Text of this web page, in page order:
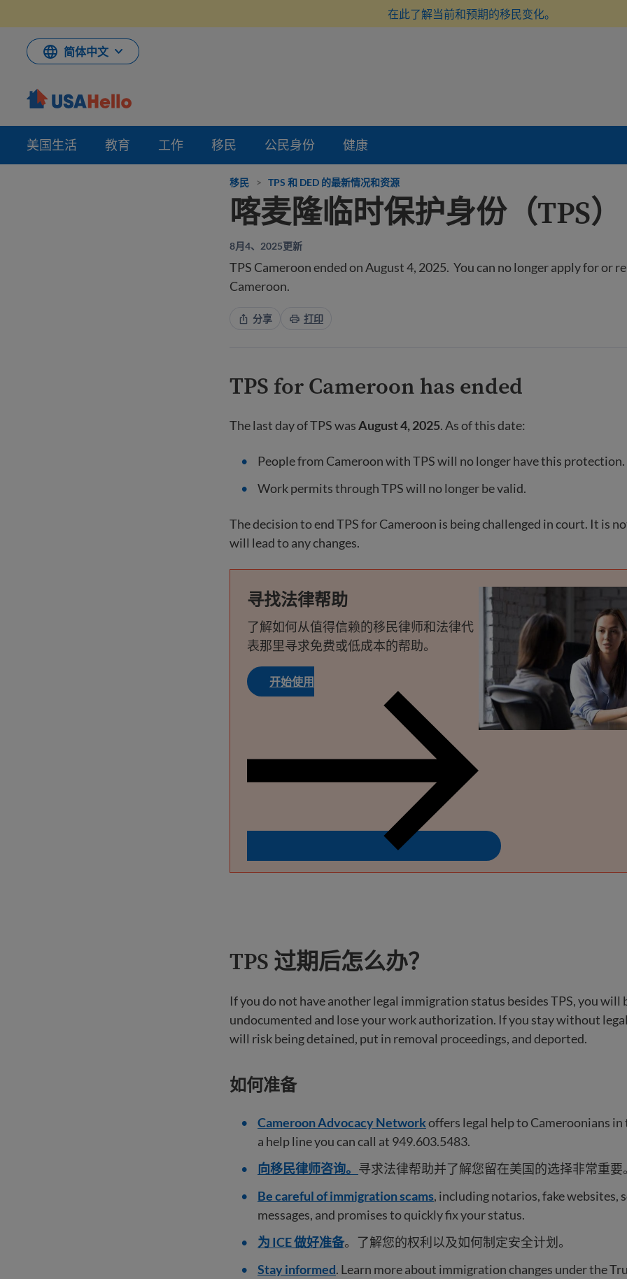
在此了解当前和预期的移民变化。
简体中文
美国生活 教育 工作 移民 公民身份 健康
移民 > TPS 和 DED 的最新情况和资源
喀麦隆临时保护身份（TPS）
8月4、2025更新
TPS Cameroon ended on August 4, 2025. You can no longer apply for or
Cameroon.
分享 打印
TPS for Cameroon has ended
The last day of TPS wasAugust 4, 2025. As of this date:
People from Cameroon with TPS will no longer have this protection.
Work permits through TPS will no longer be valid.
The decision to end TPS for Cameroon is being challenged in court. It is
will lead to any changes.
寻找法律帮助
了解如何从值得信赖的移民律师和法律代
表那里寻求免费或低成本的帮助。
开始使用
TPS 过期后怎么办？
If you do not have another legal immigration status besides TPS, you will
undocumented and lose your work authorization. If you stay without
will risk being detained, put in removal proceedings, and deported.
如何准备
Cameroon Advocacy Networkoffers legal help to Cameroonians in
a help line you can call at 949.603.5483.
向移民律师咨询。 寻求法律帮助并了解您留在美国的选择非常重要
Be careful of immigration scams, including notarios, fake websites,
messages, and promises to quickly fix your status.
为 ICE 做好准备。了解您的权利以及如何制定安全计划。
Stay informed. Learn more about immigration changes under the